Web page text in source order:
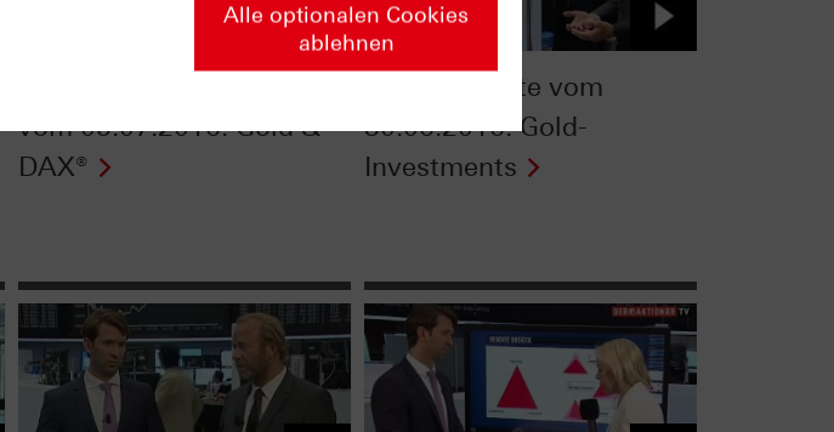
vom 05.07.2016: Gold &
DAX®
ntv-Zertifikate vom
30.06.2016: Gold-
Investments
Alle optionalen Cookies
ablehnen